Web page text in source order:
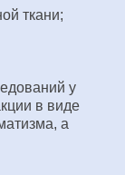
ткани;
у
в виде
а